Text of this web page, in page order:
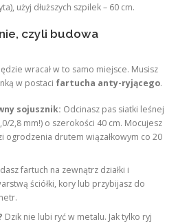
użyj dłuższych szpilek – 60 cm.
czyli budowa
wracał w to samo miejsce. Musisz
w postaci fartucha anty-ryjącego.
sojusznik: Odcinasz pas siatki leśnej
2,8 mm!) o szerokości 40 cm. Mocujesz
ogrodzenia drutem wiązałkowym co 20
fartuch na zewnątrz działki i
ściółki, kory lub przybijasz do
Dzik nie lubi ryć w metalu. Jak tylko ryj